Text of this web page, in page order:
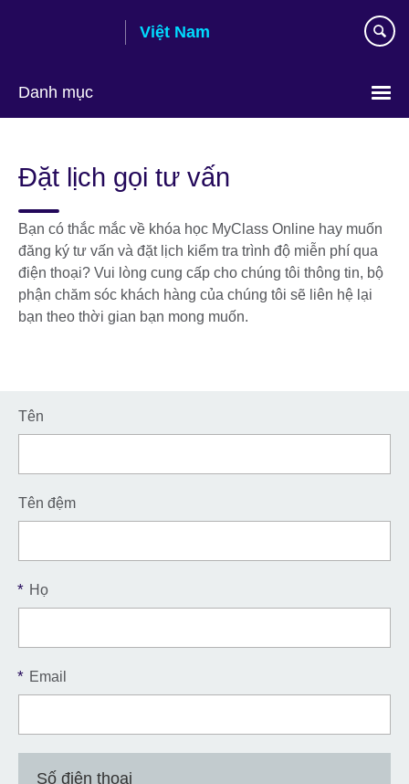
Việt Nam
Danh mục
language
Đặt lịch gọi tư vấn
Bạn có thắc mắc về khóa học MyClass Online hay muốn
đăng ký tư vấn và đặt lịch kiểm tra trình độ miễn phí qua
điện thoại? Vui lòng cung cấp cho chúng tôi thông tin, bộ
phận chăm sóc khách hàng của chúng tôi sẽ liên hệ lại
bạn theo thời gian bạn mong muốn.
Tên
Tên đệm
* Họ
* Email
Số điện thoại